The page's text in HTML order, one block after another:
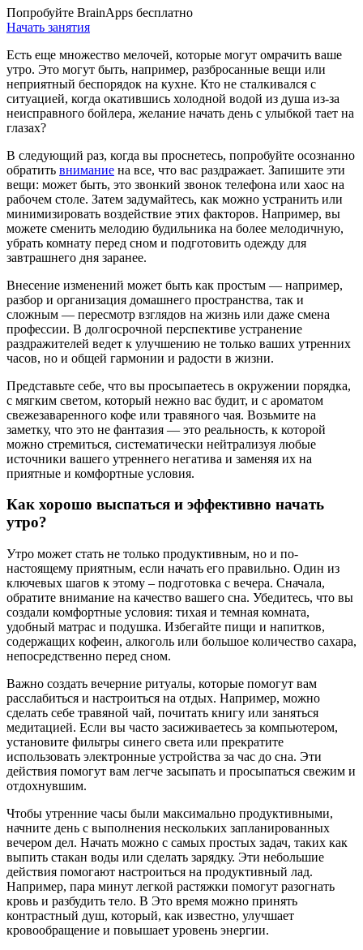
Попробуйте BrainApps бесплатно
Начать занятия
Есть еще множество мелочей, которые могут омрачить ваше
утро. Это могут быть, например, разбросанные вещи или
неприятный беспорядок на кухне. Кто не сталкивался с
ситуацией, когда окатившись холодной водой из душа из-за
неисправного бойлера, желание начать день с улыбкой тает на
глазах?
В следующий раз, когда вы проснетесь, попробуйте осознанно
обратить внимание на все, что вас раздражает. Запишите эти
вещи: может быть, это звонкий звонок телефона или хаос на
рабочем столе. Затем задумайтесь, как можно устранить или
минимизировать воздействие этих факторов. Например, вы
можете сменить мелодию будильника на более мелодичную,
убрать комнату перед сном и подготовить одежду для
завтрашнего дня заранее.
Внесение изменений может быть как простым — например,
разбор и организация домашнего пространства, так и
сложным — пересмотр взглядов на жизнь или даже смена
профессии. В долгосрочной перспективе устранение
раздражителей ведет к улучшению не только ваших утренних
часов, но и общей гармонии и радости в жизни.
Представьте себе, что вы просыпаетесь в окружении порядка,
с мягким светом, который нежно вас будит, и с ароматом
свежезаваренного кофе или травяного чая. Возьмите на
заметку, что это не фантазия — это реальность, к которой
можно стремиться, систематически нейтрализуя любые
источники вашего утреннего негатива и заменяя их на
приятные и комфортные условия.
Как хорошо выспаться и эффективно начать
утро?
Утро может стать не только продуктивным, но и по-
настоящему приятным, если начать его правильно. Один из
ключевых шагов к этому – подготовка с вечера. Сначала,
обратите внимание на качество вашего сна. Убедитесь, что вы
создали комфортные условия: тихая и темная комната,
удобный матрас и подушка. Избегайте пищи и напитков,
содержащих кофеин, алкоголь или большое количество сахара,
непосредственно перед сном.
Важно создать вечерние ритуалы, которые помогут вам
расслабиться и настроиться на отдых. Например, можно
сделать себе травяной чай, почитать книгу или заняться
медитацией. Если вы часто засиживаетесь за компьютером,
установите фильтры синего света или прекратите
использовать электронные устройства за час до сна. Эти
действия помогут вам легче засыпать и просыпаться свежим и
отдохнувшим.
Чтобы утренние часы были максимально продуктивными,
начните день с выполнения нескольких запланированных
вечером дел. Начать можно с самых простых задач, таких как
выпить стакан воды или сделать зарядку. Эти небольшие
действия помогают настроиться на продуктивный лад.
Например, пара минут легкой растяжки помогут разогнать
кровь и разбудить тело. В Это время можно принять
контрастный душ, который, как известно, улучшает
кровообращение и повышает уровень энергии.